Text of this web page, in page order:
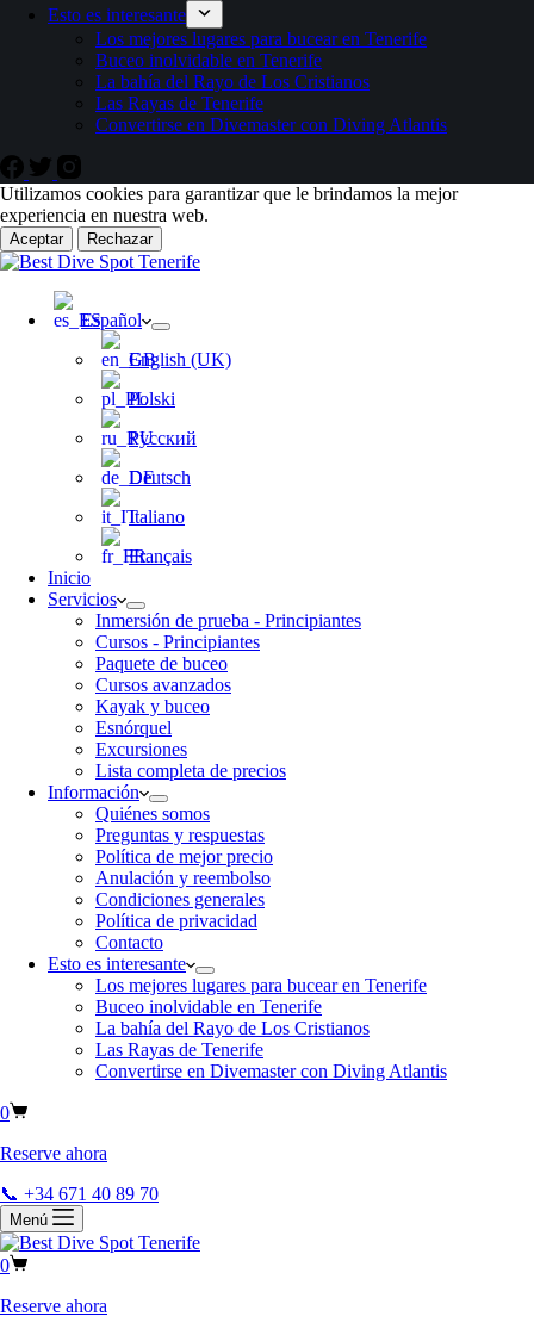
Esto es interesante
Los mejores lugares para bucear en Tenerife
Buceo inolvidable en Tenerife
La bahía del Rayo de Los Cristianos
Las Rayas de Tenerife
Convertirse en Divemaster con Diving Atlantis
Utilizamos cookies para garantizar que le brindamos la mejor
experiencia en nuestra web.
Aceptar Rechazar
Español
English (UK)
Polski
Русский
Deutsch
Italiano
Français
Inicio
Servicios
Inmersión de prueba - Principiantes
Cursos - Principiantes
Paquete de buceo
Cursos avanzados
Kayak y buceo
Esnórquel
Excursiones
Lista completa de precios
Información
Quiénes somos
Preguntas y respuestas
Política de mejor precio
Anulación y reembolso
Condiciones generales
Política de privacidad
Contacto
Esto es interesante
Los mejores lugares para bucear en Tenerife
Buceo inolvidable en Tenerife
La bahía del Rayo de Los Cristianos
Las Rayas de Tenerife
Convertirse en Divemaster con Diving Atlantis
0
Reserve ahora
📞 +34 671 40 89 70
Menú
0
Reserve ahora